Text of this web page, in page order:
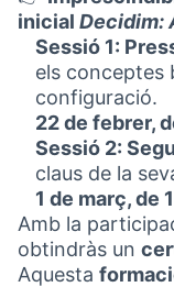
inicial Decidim:
Sessió 1:
els conceptes
configuració.
22 de febrer,
Sessió 2:
claus de la
1 de març, de
Amb la
obtindràs un
Aquesta